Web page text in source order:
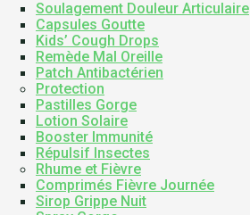
Soulagement Douleur Articulaire
Capsules Goutte
Kids’ Cough Drops
Remède Mal Oreille
Patch Antibactérien
Protection
Pastilles Gorge
Lotion Solaire
Booster Immunité
Répulsif Insectes
Rhume et Fièvre
Comprimés Fièvre Journée
Sirop Grippe Nuit